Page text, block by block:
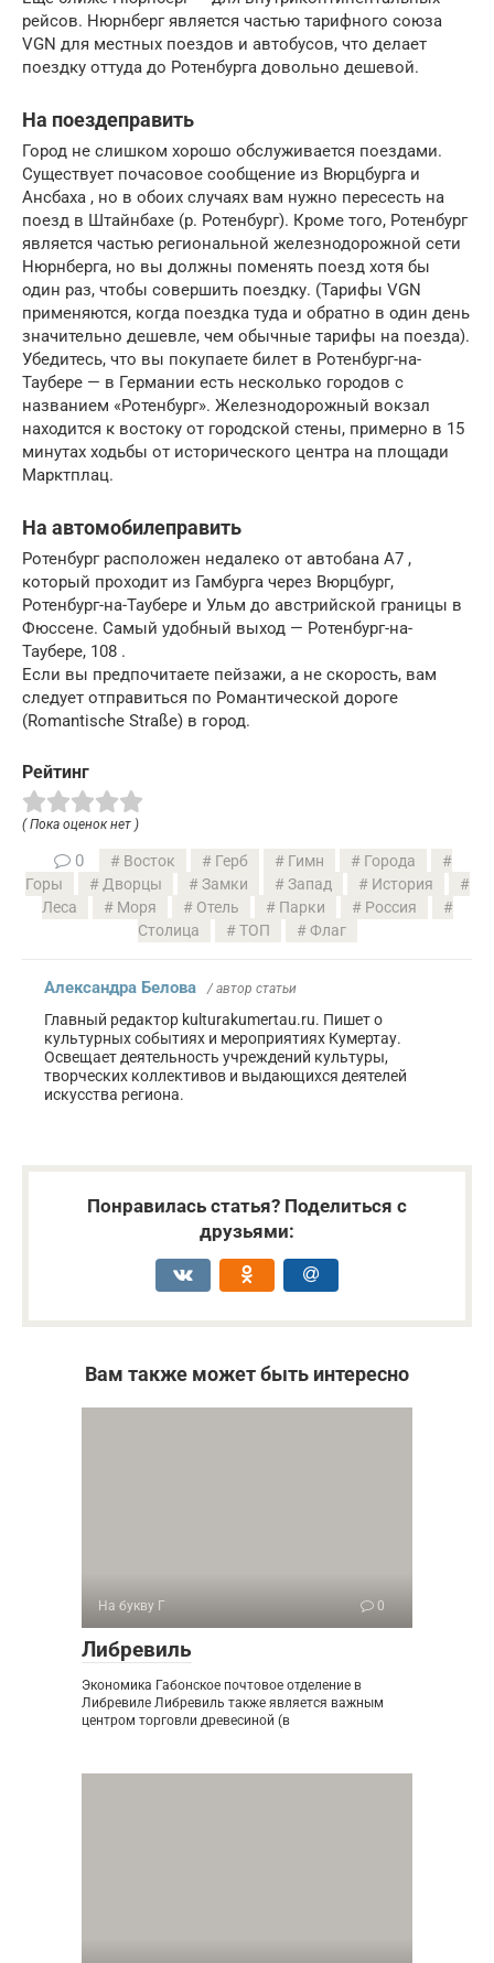
рейсов. Нюрнберг является частью тарифного союза
VGN для местных поездов и автобусов, что делает
поездку оттуда до Ротенбурга довольно дешевой.
На поездеправить
Город не слишком хорошо обслуживается поездами.
Существует почасовое сообщение из Вюрцбурга и
Ансбаха , но в обоих случаях вам нужно пересесть на
поезд в Штайнбахе (р. Ротенбург). Кроме того, Ротенбург
является частью региональной железнодорожной сети
Нюрнберга, но вы должны поменять поезд хотя бы
один раз, чтобы совершить поездку. (Тарифы VGN
применяются, когда поездка туда и обратно в один день
значительно дешевле, чем обычные тарифы на поезда).
Убедитесь, что вы покупаете билет в Ротенбург-на-
Таубере — в Германии есть несколько городов с
названием «Ротенбург». Железнодорожный вокзал
находится к востоку от городской стены, примерно в 15
минутах ходьбы от исторического центра на площади
Марктплац.
На автомобилеправить
Ротенбург расположен недалеко от автобана A7 ,
который проходит из Гамбурга через Вюрцбург,
Ротенбург-на-Таубере и Ульм до австрийской границы в
Фюссене. Самый удобный выход — Ротенбург-на-
Таубере, 108 .
Если вы предпочитаете пейзажи, а не скорость, вам
следует отправиться по Романтической дороге
(Romantische Straße) в город.
Рейтинг
( Пока оценок нет )
0 Восток Герб Гимн
Города
Горы
Дворцы Замки Запад
История
Леса
Моря Отель Парки
Россия
Столица
ТОП Флаг
Александра Белова / автор статьи
Главный редактор kulturakumertau.ru. Пишет о
культурных событиях и мероприятиях Кумертау.
Освещает деятельность учреждений культуры,
творческих коллективов и выдающихся деятелей
искусства региона.
Понравилась статья? Поделиться с
друзьями:
Вам также может быть интересно
На букву Г 0
Либревиль
Экономика Габонское почтовое отделение в
Либревиле Либревиль также является важным
центром торговли древесиной (в